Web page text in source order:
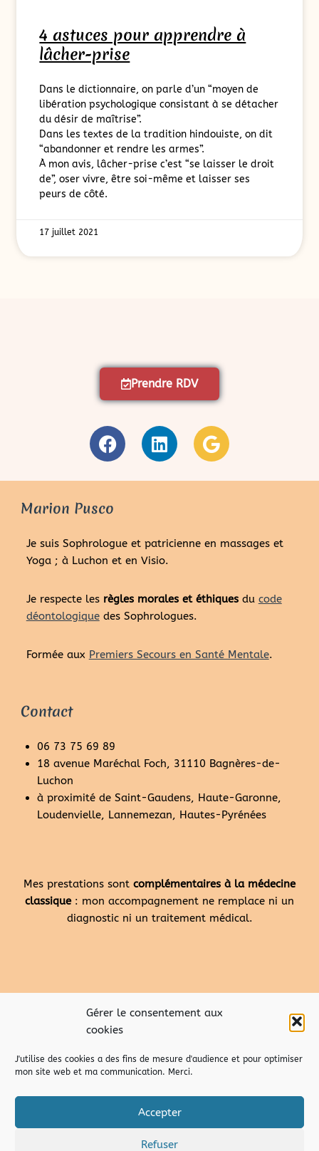
Gérer le consentement aux
cookies
J'utilise des cookies a des fins de mesure d'audience et pour optimiser
mon site web et ma communication. Merci.
Accepter
Refuser
4 astuces pour apprendre à
lâcher-prise
Dans le dictionnaire, on parle d’un “moyen de
libération psychologique consistant à se détacher
du désir de maîtrise”.
Dans les textes de la tradition hindouiste, on dit
“abandonner et rendre les armes”.
À mon avis, lâcher-prise c’est “se laisser le droit
de”, oser vivre, être soi-même et laisser ses
peurs de côté.
17 juillet 2021
Prendre RDV
Marion Pusco
Je suis Sophrologue et patricienne en massages et
Yoga ; à Luchon et en Visio.
Je respecte les règles morales et éthiquesdu code
déontologiquedes Sophrologues.
Formée aux Premiers Secours en Santé Mentale.
Contact
06 73 75 69 89
18 avenue Maréchal Foch, 31110 Bagnères-de-
Luchon
à proximité de Saint-Gaudens, Haute-Garonne,
Loudenvielle, Lannemezan, Hautes-Pyrénées
Mes prestations sont complémentaires à la médecine
classique : mon accompagnement ne remplace ni un
diagnostic ni un traitement médical.